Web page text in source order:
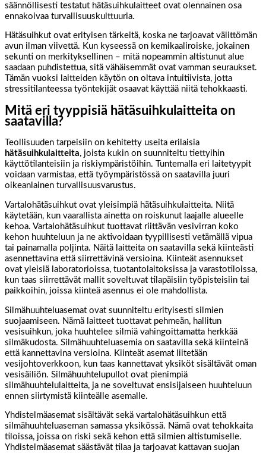
säännöllisesti testatut hätäsuihkulaitteet ovat olennainen osa
ennakoivaa turvallisuuskulttuuria.
Hätäsuihkut ovat erityisen tärkeitä, koska ne tarjoavat välittömän
avun ilman viivettä. Kun kyseessä on kemikaaliroiske, jokainen
sekunti on merkityksellinen – mitä nopeammin altistunut alue
saadaan puhdistettua, sitä vähäisemmät ovat vamman seuraukset.
Tämän vuoksi laitteiden käytön on oltava intuitiivista, jotta
stressitilanteessa työntekijät osaavat käyttää niitä tehokkaasti.
Mitä eri tyyppisiä hätäsuihkulaitteita on
saatavilla?
Teollisuuden tarpeisiin on kehitetty useita erilaisia
hätäsuihkulaitteita, joista kukin on suunniteltu tiettyihin
käyttötilanteisiin ja riskiympäristöihin. Tuntemalla eri laitetyypit
voidaan varmistaa, että työympäristössä on saatavilla juuri
oikeanlainen turvallisuusvarustus.
Vartalohätäsuihkut ovat yleisimpiä hätäsuihkulaitteita. Niitä
käytetään, kun vaarallista ainetta on roiskunut laajalle alueelle
kehoa. Vartalohätäsuihkut tuottavat riittävän vesivirran koko
kehon huuhteluun ja ne aktivoidaan tyypillisesti vetämällä vipua
tai painamalla poljinta. Näitä laitteita on saatavilla sekä kiinteästi
asennettavina että siirrettävinä versioina. Kiinteät asennukset
ovat yleisiä laboratorioissa, tuotantolaitoksissa ja varastotiloissa,
kun taas siirrettävät mallit soveltuvat tilapäisiin työpisteisiin tai
paikkoihin, joissa kiinteä asennus ei ole mahdollista.
Silmähuuhteluasemat ovat suunniteltu erityisesti silmien
suojaamiseen. Nämä laitteet tuottavat pehmeän, hallitun
vesisuihkun, joka huuhtelee silmiä vahingoittamatta herkkää
silmäkudosta. Silmähuuhteluasemia on saatavilla sekä kiinteinä
että kannettavina versioina. Kiinteät asemat liitetään
vesijohtoverkkoon, kun taas kannettavat yksiköt sisältävät oman
vesisäiliön. Silmähuuhtelupullot ovat pienimpiä
silmähuuhtelulaitteita, ja ne soveltuvat ensisijaiseen huuhteluun
ennen siirtymistä kiinteälle asemalle.
Yhdistelmäasemat sisältävät sekä vartalohätäsuihkun että
silmähuuhteluaseman samassa yksikössä. Nämä ovat tehokkaita
tiloissa, joissa on riski sekä kehon että silmien altistumiselle.
Yhdistelmäasemat säästävät tilaa ja tarjoavat kattavan suojan